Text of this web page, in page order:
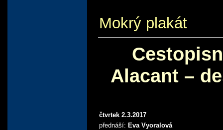
Mokrý plakát
Alacant –
čtvrtek 2.3.2017
přednáší: Eva Vyoralová